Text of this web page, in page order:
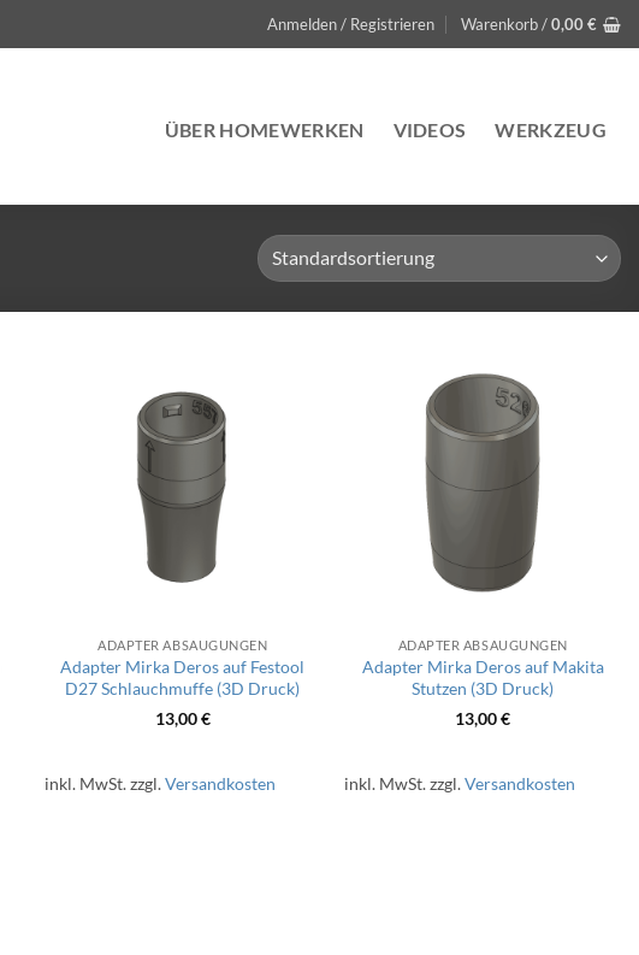
Anmelden / Registrieren Warenkorb /0,00€
ÜBER HOMEWERKEN VIDEOS WERKZEUG
ADAPTER ABSAUGUNGEN
Adapter Mirka Deros auf Festool
D27 Schlauchmuffe (3D Druck)
13,00€
inkl. MwSt.zzgl.Versandkosten
ADAPTER ABSAUGUNGEN
Adapter Mirka Deros auf Makita
Stutzen (3D Druck)
13,00€
inkl. MwSt.zzgl.Versandkosten